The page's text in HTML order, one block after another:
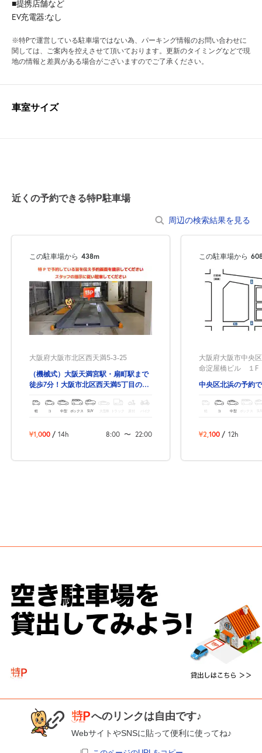
■提携店舗など
EV充電器:なし
※特Pで運営している駐車場ではない為、パーキング情報のお問い合わせに
関しては、ご案内を控えさせて頂いております。更新のタイミングなどで現
地の情報と差異がある場合がございますのでご了承ください。
車室サイズ
近くの予約できる特P駐車場
周辺の検索結果を見る
この駐車場から 438m
大阪府大阪市北区西天満5-3-25
（機械式）大阪天満宮駅・扇町駅まで
徒歩7分！大阪市北区西天満5丁目の予
軽 コ 中型 ボックス SUV 大型車 トラック バイク
¥1,000 / 14h 8:00 〜 22:00
この駐車場から
大阪府大阪市中央
命淀屋橋ビル １F
中央区北浜の予約
軽 コ 中型 ボックス
¥2,100 / 12h
へのリンクは自由です♪
WebサイトやSNSに貼って便利に使ってね♪